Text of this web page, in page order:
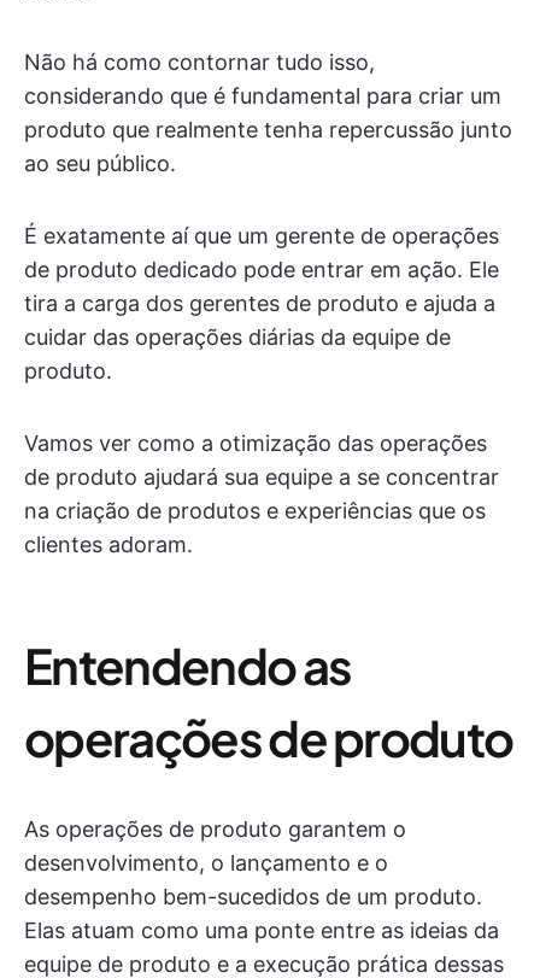
Não há como contornar tudo isso,
considerando que é fundamental para criar um
produto que realmente tenha repercussão junto
ao seu público.
É exatamente aí que um gerente de operações
de produto dedicado pode entrar em ação. Ele
tira a carga dos gerentes de produto e ajuda a
cuidar das operações diárias da equipe de
produto.
Vamos ver como a otimização das operações
de produto ajudará sua equipe a se concentrar
na criação de produtos e experiências que os
clientes adoram.
Entendendo as
operações de produto
As operações de produto garantem o
desenvolvimento, o lançamento e o
desempenho bem-sucedidos de um produto.
Elas atuam como uma ponte entre as ideias da
equipe de produto e a execução prática dessas